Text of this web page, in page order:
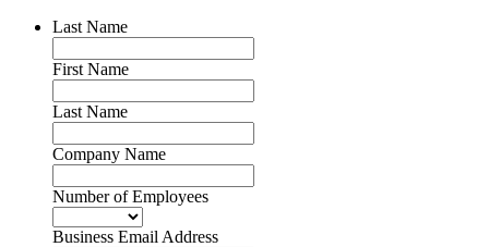
Last Name
First Name
Last Name
Company Name
Number of Employees
Business Email Address